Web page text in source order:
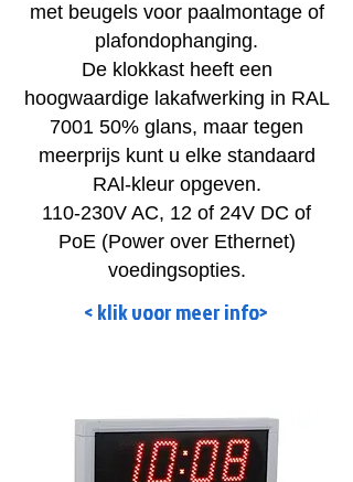
met beugels voor paalmontage of
plafondophanging.
De klokkast heeft een
hoogwaardige lakafwerking in RAL
7001 50% glans, maar tegen
meerprijs kunt u elke standaard
RAl-kleur opgeven.
110-230V AC, 12 of 24V DC of
PoE (Power over Ethernet)
voedingsopties.
< klik voor meer info>